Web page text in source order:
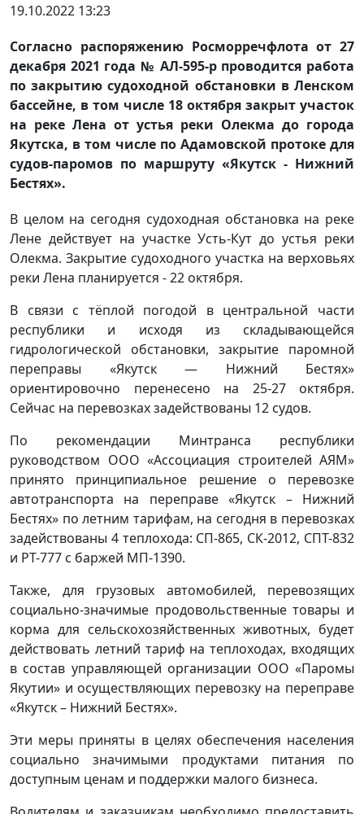
19.10.2022 13:23
Согласно распоряжению Росморречфлота от 27
декабря 2021 года № АЛ-595-р проводится работа
по закрытию судоходной обстановки в Ленском
бассейне, в том числе 18 октября закрыт участок
на реке Лена от устья реки Олекма до города
Якутска, в том числе по Адамовской протоке для
судов-паромов по маршруту «Якутск - Нижний
Бестях».
В целом на сегодня судоходная обстановка на реке
Лене действует на участке Усть-Кут до устья реки
Олекма. Закрытие судоходного участка на верховьях
реки Лена планируется - 22 октября.
В связи с тёплой погодой в центральной части
республики и исходя из складывающейся
гидрологической обстановки, закрытие паромной
переправы «Якутск — Нижний Бестях»
ориентировочно перенесено на 25-27 октября.
Сейчас на перевозках задействованы 12 судов.
По рекомендации Минтранса республики
руководством ООО «Ассоциация строителей АЯМ»
принято принципиальное решение о перевозке
автотранспорта на переправе «Якутск – Нижний
Бестях» по летним тарифам, на сегодня в перевозках
задействованы 4 теплохода: СП-865, СК-2012, СПТ-832
и РТ-777 с баржей МП-1390.
Также, для грузовых автомобилей, перевозящих
социально-значимые продовольственные товары и
корма для сельскохозяйственных животных, будет
действовать летний тариф на теплоходах, входящих
в состав управляющей организации ООО «Паромы
Якутии» и осуществляющих перевозку на переправе
«Якутск – Нижний Бестях».
Эти меры приняты в целях обеспечения населения
социально значимыми продуктами питания по
доступным ценам и поддержки малого бизнеса.